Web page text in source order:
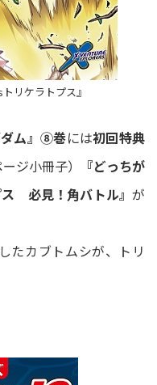
リケラトプス』
ダム』⑧巻には初回特典
ジ小冊子）
『どっちが
必見！角バトル』 が
たカブトムシが、トリ